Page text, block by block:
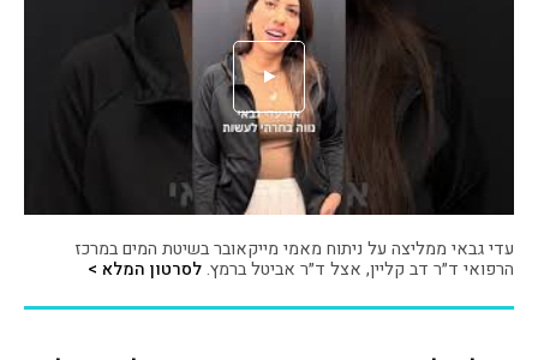
עדי גבאי ממליצה על ניתוח מאמי מייקאובר בשיטת המים במרכז
הרפואי ד״ר דב קליין, אצל ד״ר אביטל ברמץ.לסרטון המלא >